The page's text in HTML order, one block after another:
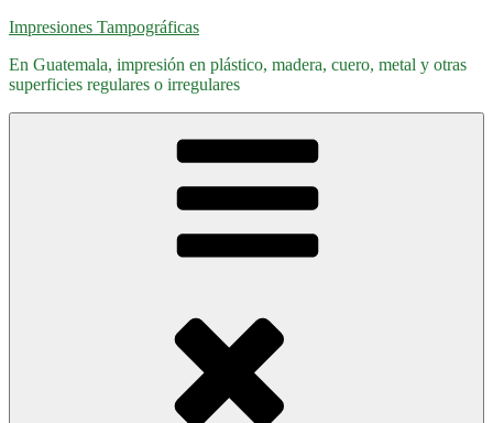
Saltar
contenido
Impresiones Tampográficas
En Guatemala, impresión en plástico, madera, cuero, metal y otras
superficies regulares o irregulares